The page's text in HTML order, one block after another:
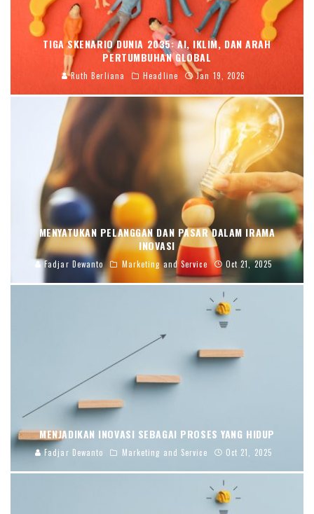
TIGA SKENARIO DUNIA 2035: AI, IKLIM, DAN ARAH
PERTUMBUHAN GLOBAL
Ruth Berliana Headline Jan 19, 2026
MENYATUKAN PELANGGAN DAN PASAR DALAM IRAMA
INOVASI
Fadjar Dewanto Marketing and Service Oct 21, 2025
MENJADIKAN INOVASI SEBAGAI PROSES YANG HIDUP
Fadjar Dewanto Marketing and Service Oct 21, 2025